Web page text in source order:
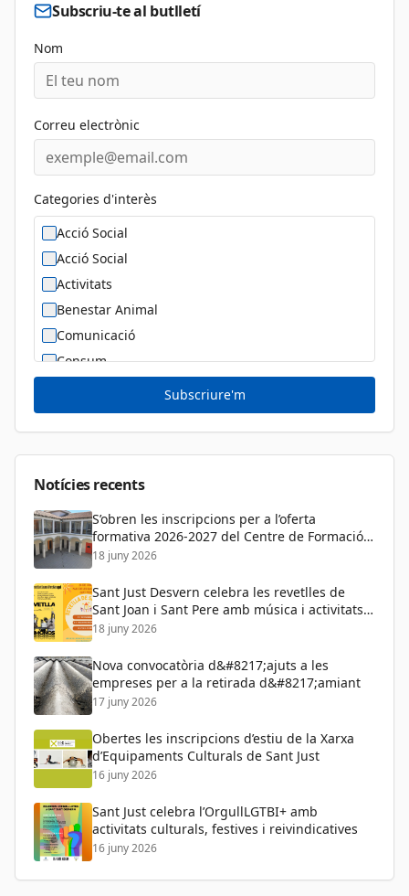
Subscriu-te al butlletí
Nom
Correu electrònic
Categories d'interès
Acció Social
Acció Social
Activitats
Benestar Animal
Comunicació
Consum
Diversitat Sexual i de Gènere
Dona
Subscriure'm
Notícies recents
S’obren les inscripcions per a l’oferta
formativa 2026-2027 del Centre de Formació
de Persones Adultes
18 juny 2026
Sant Just Desvern celebra les revetlles de
Sant Joan i Sant Pere amb música i activitats
per a tots els públics
18 juny 2026
Nova convocatòria d&#8217;ajuts a les
empreses per a la retirada d&#8217;amiant
17 juny 2026
Obertes les inscripcions d’estiu de la Xarxa
d’Equipaments Culturals de Sant Just
16 juny 2026
Sant Just celebra l’OrgullLGTBI+ amb
activitats culturals, festives i reivindicatives
16 juny 2026